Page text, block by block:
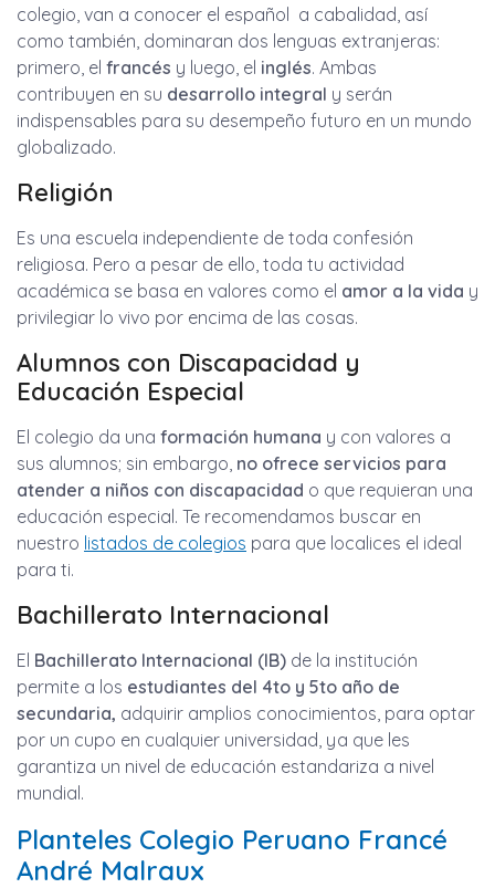
colegio, van a conocer el español a cabalidad, así
como también, dominaran dos lenguas extranjeras:
primero, el francés y luego, el inglés. Ambas
contribuyen en su desarrollo integral y serán
indispensables para su desempeño futuro en un mundo
globalizado.
Religión
Es una escuela independiente de toda confesión
religiosa. Pero a pesar de ello, toda tu actividad
académica se basa en valores como el amor a la vida y
privilegiar lo vivo por encima de las cosas.
Alumnos con Discapacidad y
Educación Especial
El colegio da una formación humana y con valores a
sus alumnos; sin embargo, no ofrece servicios para
atender a niños con discapacidad o que requieran una
educación especial. Te recomendamos buscar en
nuestro listados de colegios para que localices el ideal
para ti.
Bachillerato Internacional
El Bachillerato Internacional (IB) de la institución
permite a los estudiantes del 4to y 5to año de
secundaria, adquirir amplios conocimientos, para optar
por un cupo en cualquier universidad, ya que les
garantiza un nivel de educación estandariza a nivel
mundial.
Planteles Colegio Peruano Francé
André Malraux